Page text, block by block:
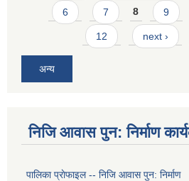
6 7 8 9
12 next ›
अन्य
निजि आवास पुन: निर्माण
पालिका प्राेफाइल -- निजि आवास पुन: निर्माण